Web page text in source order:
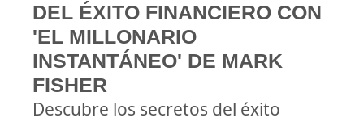
DEL ÉXITO FINANCIERO CON
'EL MILLONARIO
INSTANTÁNEO' DE MARK
FISHER
Descubre los secretos del éxito